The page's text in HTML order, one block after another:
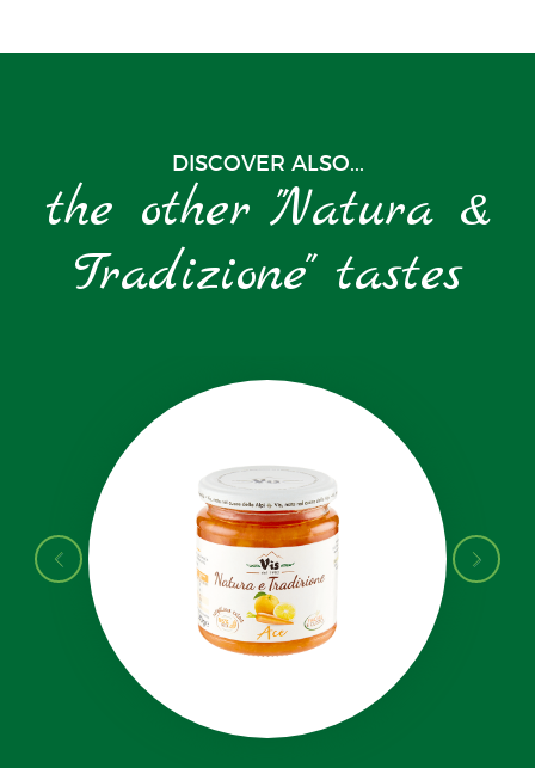
DISCOVER ALSO...
the other "Natura &
Tradizione" tastes